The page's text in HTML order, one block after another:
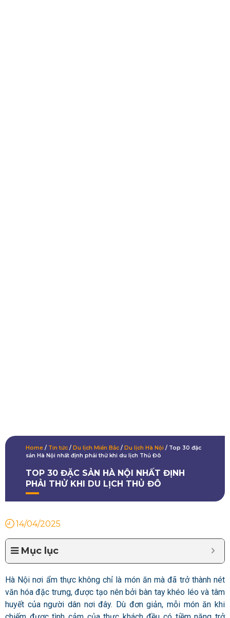
Home / Tin tức / Du lịch Miền Bắc / Du lịch Hà Nội / Top 30 đặc
sản Hà Nội nhất định phải thử khi du lịch Thủ Đô
TOP 30 ĐẶC SẢN HÀ NỘI NHẤT ĐỊNH
PHẢI THỬ KHI DU LỊCH THỦ ĐÔ
14/04/2025
Mục lục
Hà Nội nơi ẩm thực không chỉ là món ăn mà đã trở thành nét
văn hóa đặc trưng, được tạo nên bởi bàn tay khéo léo và tâm
huyết của người dân nơi đây. Dù đơn giản, mỗi món ăn khi